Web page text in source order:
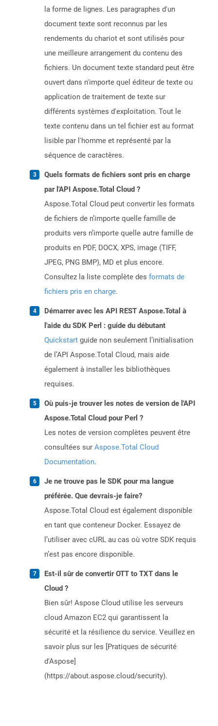
la forme de lignes. Les paragraphes d'un
document texte sont reconnus par les
rendements du chariot et sont utilisés pour
une meilleure arrangement du contenu des
fichiers. Un document texte standard peut être
ouvert dans n'importe quel éditeur de texte ou
application de traitement de texte sur
différents systèmes d'exploitation. Tout le
texte contenu dans un tel fichier est au format
lisible par l'homme et représenté par la
séquence de caractères.
Quels formats de fichiers sont pris en charge
par l'API Aspose.Total Cloud ?
Aspose.Total Cloud peut convertir les formats
de fichiers de n’importe quelle famille de
produits vers n’importe quelle autre famille de
produits en PDF, DOCX, XPS, image (TIFF,
JPEG, PNG BMP), MD et plus encore.
Consultez la liste complète des formats de
fichiers pris en charge.
Démarrer avec les API REST Aspose.Total à
l'aide du SDK Perl : guide du débutant
Quickstart guide non seulement l’initialisation
de l’API Aspose.Total Cloud, mais aide
également à installer les bibliothèques
requises.
Où puis-je trouver les notes de version de l'API
Aspose.Total Cloud pour Perl ?
Les notes de version complètes peuvent être
consultées sur Aspose.Total Cloud
Documentation.
Je ne trouve pas le SDK pour ma langue
préférée. Que devrais-je faire?
Aspose.Total Cloud est également disponible
en tant que conteneur Docker. Essayez de
l’utiliser avec cURL au cas où votre SDK requis
n’est pas encore disponible.
Est-il sûr de convertir OTT to TXT dans le
Cloud ?
Bien sûr! Aspose Cloud utilise les serveurs
cloud Amazon EC2 qui garantissent la
sécurité et la résilience du service. Veuillez en
savoir plus sur les [Pratiques de sécurité
d'Aspose]
(https://about.aspose.cloud/security).